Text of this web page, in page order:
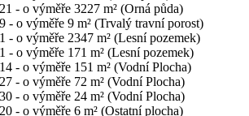
- o výměře 3227 m² (Orná půda)
- o výměře 9 m² (Trvalý travní porost)
- o výměře 2347 m² (Lesní pozemek)
- o výměře 171 m² (Lesní pozemek)
- o výměře 151 m² (Vodní Plocha)
- o výměře 72 m² (Vodní Plocha)
- o výměře 24 m² (Vodní Plocha)
- o výměře 6 m² (Ostatní plocha)